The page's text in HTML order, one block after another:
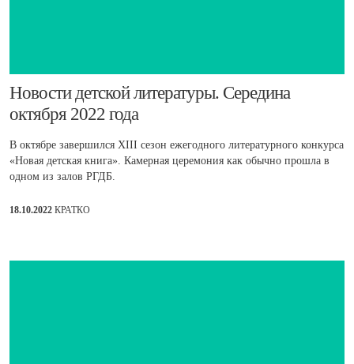
​Новости детской литературы. Середина
октября 2022 года
В октябре завершился XIII сезон ежегодного литературного конкурса
«Новая детская книга». Камерная церемония как обычно прошла в
одном из залов РГДБ.
18.10.2022 КРАТКО